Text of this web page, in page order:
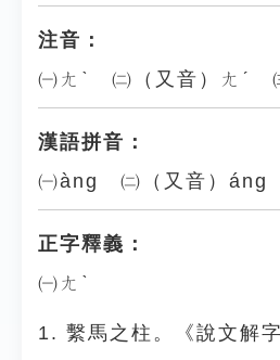
注音：
㈠ㄤˋ ㈡（又音）ㄤˊ
漢語拼音：
㈠àng ㈡（又音）
正字釋義：
㈠ㄤˋ
1. 繫馬之柱。《說文解